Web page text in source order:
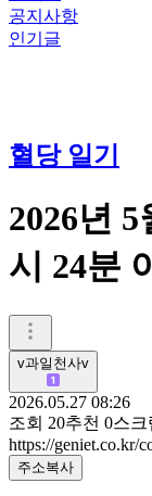
공지사항
인기글
혈당 일기
2026년
시 24분
v과일천사v
2026.05.27 08:26
조회 20추천 0스크
https://geniet.co.kr/
주소복사